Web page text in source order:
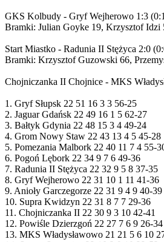
GKS Kolbudy - Gryf Wejherowo 1:3
Bramki: Julian Goyke 19, Krzysztof Idzi
Start Miastko - Radunia II Stężyca 2:0
Bramki: Krzysztof Guzowski 66,
Chojniczanka II Chojnice - MKS
1. Gryf Słupsk 22 51 16 3 3 56-25
2. Jaguar Gdańsk 22 49 16 1 5 62-27
3. Bałtyk Gdynia 22 48 15 3 4 49-24
4. Grom Nowy Staw 22 43 13 4 5 45-28
5. Pomezania Malbork 22 40 11 7 4 55-
6. Pogoń Lębork 22 34 9 7 6 49-36
7. Radunia II Stężyca 22 32 9 5 8 37-35
8. Gryf Wejherowo 22 31 10 1 11 41-36
9. Anioły Garczegorze 22 31 9 4 9 40-39
10. Supra Kwidzyn 22 31 8 7 7 29-36
11. Chojniczanka II 22 30 9 3 10 42-41
12. Powiśle Dzierzgoń 22 27 7 6 9 26-34
13. MKS Władysławowo 21 21 5 6 10